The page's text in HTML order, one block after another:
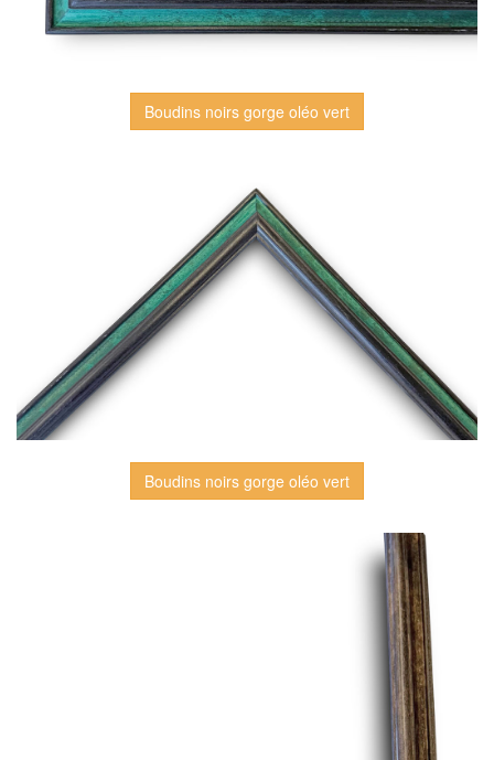
Boudins noirs gorge oléo vert
Boudins noirs gorge oléo vert